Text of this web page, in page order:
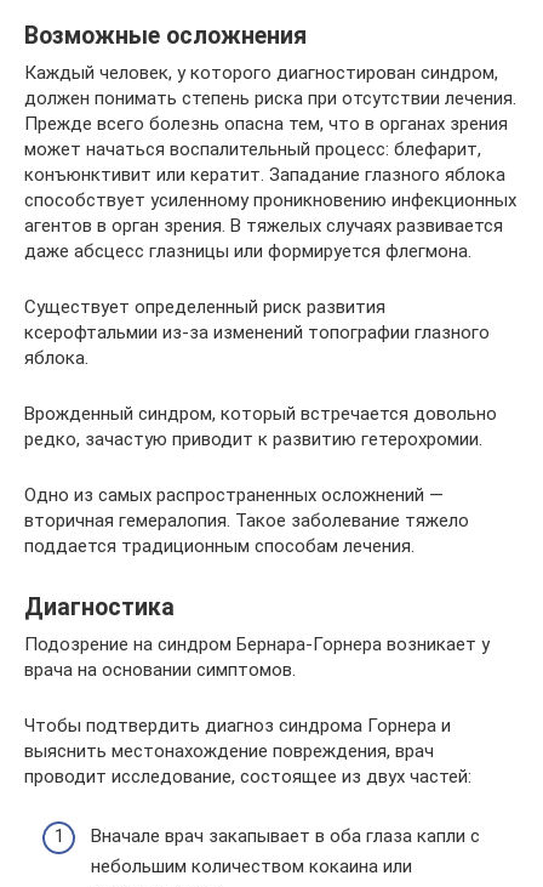
Возможные осложнения
Каждый человек, у которого диагностирован синдром,
должен понимать степень риска при отсутствии лечения.
Прежде всего болезнь опасна тем, что в органах зрения
может начаться воспалительный процесс: блефарит,
конъюнктивит или кератит. Западание глазного яблока
способствует усиленному проникновению инфекционных
агентов в орган зрения. В тяжелых случаях развивается
даже абсцесс глазницы или формируется флегмона.
Существует определенный риск развития
ксерофтальмии из-за изменений топографии глазного
яблока.
Врожденный синдром, который встречается довольно
редко, зачастую приводит к развитию гетерохромии.
Одно из самых распространенных осложнений —
вторичная гемералопия. Такое заболевание тяжело
поддается традиционным способам лечения.
Диагностика
Подозрение на синдром Бернара-Горнера возникает у
врача на основании симптомов.
Чтобы подтвердить диагноз синдрома Горнера и
выяснить местонахождение повреждения, врач
проводит исследование, состоящее из двух частей:
Вначале врач закапывает в оба глаза капли с
небольшим количеством кокаина или